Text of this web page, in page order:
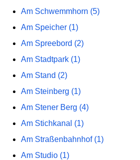
Am Schwemmhorn (5)
Am Speicher (1)
Am Spreebord (2)
Am Stadtpark (1)
Am Stand (2)
Am Steinberg (1)
Am Stener Berg (4)
Am Stichkanal (1)
Am Straßenbahnhof (1)
Am Studio (1)